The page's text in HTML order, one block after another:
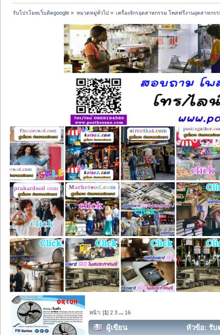
รับโปรโมทเว็บติดgoogle » หมวดหมู่ทั่วไป» เครื่องจักรอุตสาหกรรม โพสฟรีงานอุตสาหกร
หน้า: [1]2 3 ... 16
ผู้เขียน
หัวข้อ: รับ